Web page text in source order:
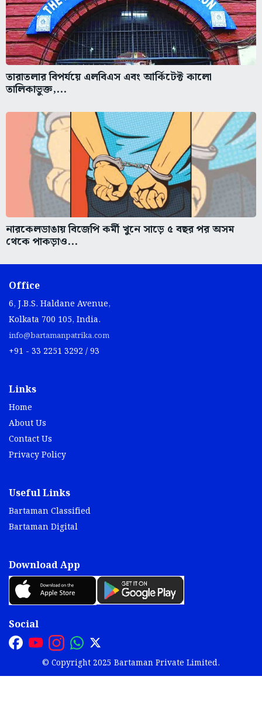
তারাতলার বিপর্যয়ে এলবিএস এবং আর্কিটেক্ট কালো
তালিকাভুক্ত,...
নারকেলডাঙায় বিজেপি কর্মী খুনে সাড়ে ৫ বছর পর অসম
থেকে পাকড়াও...
Office
6, J.B.S. Haldane Avenue,
Kolkata 700 105, India.
info@bartamanpatrika.com
+91 - 33 2251 3292 / 93
Links
Home
About Us
Contact Us
Privacy Policy
Useful Links
Bartaman Classified
Bartaman Digital
Download App
Social
© Copyright 2025 Bartaman Private Limited.